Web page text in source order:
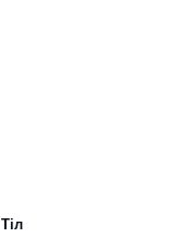
Тіл